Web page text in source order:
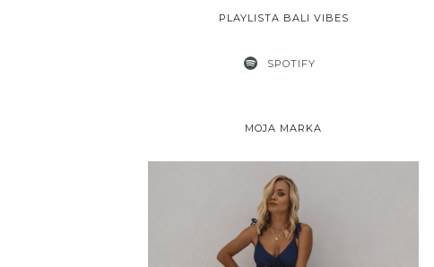
PLAYLISTA BALI VIBES
SPOTIFY
MOJA MARKA